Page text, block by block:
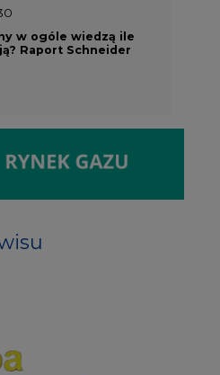
w ogóle wiedzą ile
Raport Schneider